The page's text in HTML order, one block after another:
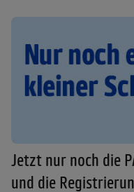
Jetzt nur noch die
und die